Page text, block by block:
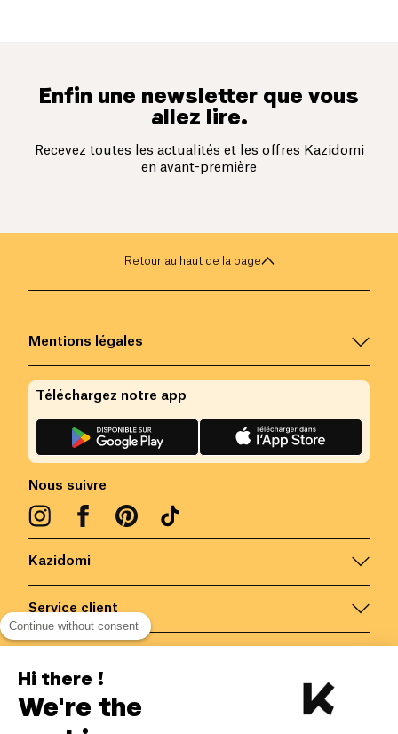
Enfin une newsletter que vous
allez lire.
Recevez toutes les actualités et les offres Kazidomi
en avant-première
Retour au haut de la page
Kazidomi
Service client
Mentions légales
Nous suivre
Téléchargez notre app
Belgique/FR
Continue without consent
Hi there !
We're the